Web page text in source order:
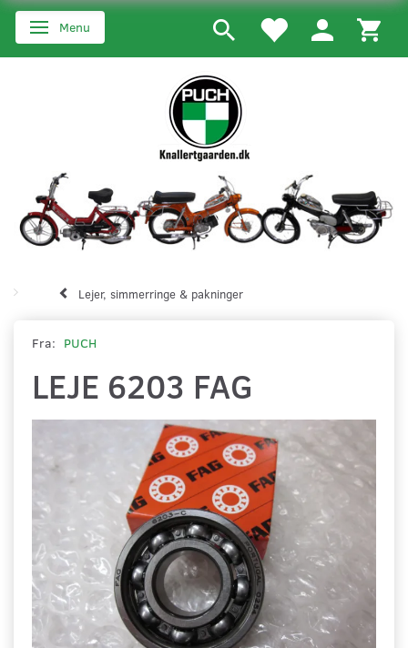
Skifte navigation
Menu
Lejer, simmerringe & pakninger
Fra: PUCH
LEJE 6203 FAG